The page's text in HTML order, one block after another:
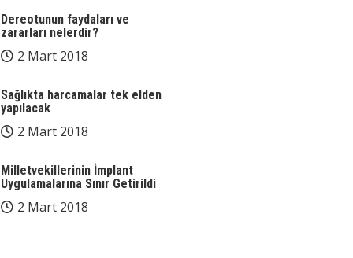
Dereotunun faydaları ve
zararları nelerdir?
2 Mart 2018
Sağlıkta harcamalar tek elden
yapılacak
2 Mart 2018
Milletvekillerinin İmplant
Uygulamalarına Sınır Getirildi
2 Mart 2018